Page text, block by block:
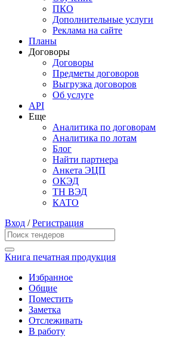
ПКО
Дополнительные услуги
Реклама на сайте
Планы
Договоры
Договоры
Предметы договоров
Выгрузка договоров
Об услуге
API
Еще
Аналитика по договорам
Аналитика по лотам
Блог
Найти партнера
Анкета ЭЦП
ОКЭД
ТН ВЭД
КАТО
Вход /Регистрация
Книга печатная продукция
Избранное
Общие
Поместить
Заметка
Отслеживать
В работу